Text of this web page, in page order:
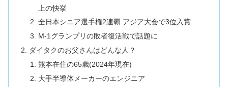
上の快挙
全日本シニア選手権2連覇 アジア大会で3位入賞
M-1グランプリの敗者復活戦で話題に
ダイタクのお父さんはどんな人？
熊本在住の65歳(2024年現在)
大手半導体メーカーのエンジニア